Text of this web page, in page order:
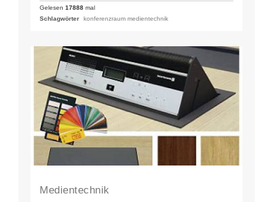
Gelesen 17888 mal
Schlagwörter
konferenzraum medientechnik
Medientechnik